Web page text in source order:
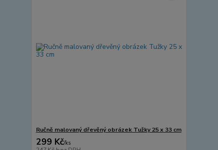
Ručně malovaný dřevěný obrázek Tužky 25 x 33 cm
299 Kč/ks